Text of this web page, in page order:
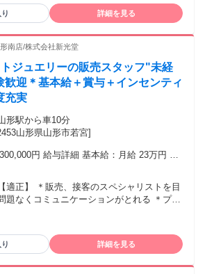
障がい、育児、介護など）推進中 障がい
集に応募可能！ -
分が輝かせながら働きたい人 ・正社員デビ
知識・技術を継続的に学ぶ姿勢がある人 ・
せず、新しい方法を取り入れられる人
詳細を見る
南店/株式会社新光堂
ジュエリーの販売スタッフ"未経
歓迎＊基本給＋賞与＋インセンティ
充実
形駅から車10分
山形県山形市若宮]
円 給与詳細 基本給：月給 23万円 〜
家族手当金額：なし 全員に一律で支払われ
2年目以上が対
り（上限3万円） ・扶養手当あり（上限2万
り ・遅番手当あり（イオンモール内勤務）
あり。 ・年間を通して、従業員に対する★
ャンペーン★あり。 ・年2回の賞与とは別
★あり。 ★成長支援制度★ 成果
適正】 ＊販売、接客のスペシャリストを目
題なくコミュニケーションがとれる ＊プロ
力して目標を達成したい 【歓迎】 ・
・販売職経験者 ・営
イダル業界経験者 ・ジュエリー販売経験者
詳細を見る